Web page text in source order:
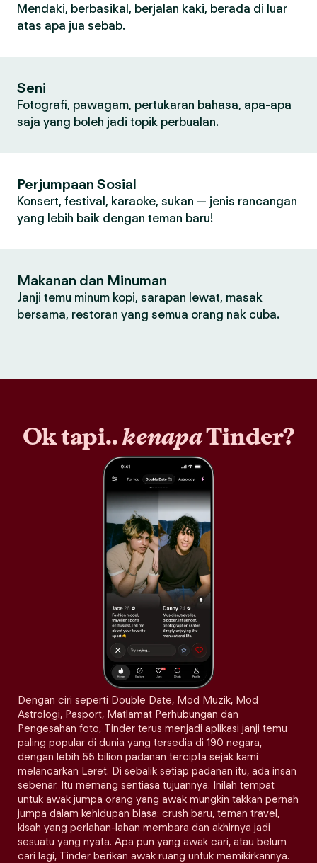
Mendaki, berbasikal, berjalan kaki, berada di luar
atas apa jua sebab.
Seni
Fotografi, pawagam, pertukaran bahasa, apa-apa
saja yang boleh jadi topik perbualan.
Perjumpaan Sosial
Konsert, festival, karaoke, sukan — jenis rancangan
yang lebih baik dengan teman baru!
Makanan dan Minuman
Janji temu minum kopi, sarapan lewat, masak
bersama, restoran yang semua orang nak cuba.
Ok tapi..kenapaTinder?
Dengan ciri seperti Double Date, Mod Muzik, Mod
Astrologi, Pasport, Matlamat Perhubungan dan
Pengesahan foto, Tinder terus menjadi aplikasi janji temu
paling popular di dunia yang tersedia di 190 negara,
dengan lebih 55 bilion padanan tercipta sejak kami
melancarkan Leret. Di sebalik setiap padanan itu, ada insan
sebenar. Itu memang sentiasa tujuannya. Inilah tempat
untuk awak jumpa orang yang awak mungkin takkan pernah
jumpa dalam kehidupan biasa: crush baru, teman travel,
kisah yang perlahan-lahan membara dan akhirnya jadi
sesuatu yang nyata. Apa pun yang awak cari, atau belum
cari lagi, Tinder berikan awak ruang untuk memikirkannya.